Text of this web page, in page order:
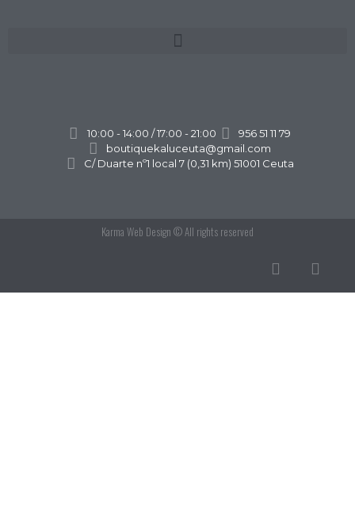
10:00 - 14:00 / 17:00 - 21:00
956 51 11 79
boutiquekaluceuta@gmail.com
C/ Duarte nº1 local 7 (0,31 km) 51001 Ceuta
Karma Web Design © All rights reserved